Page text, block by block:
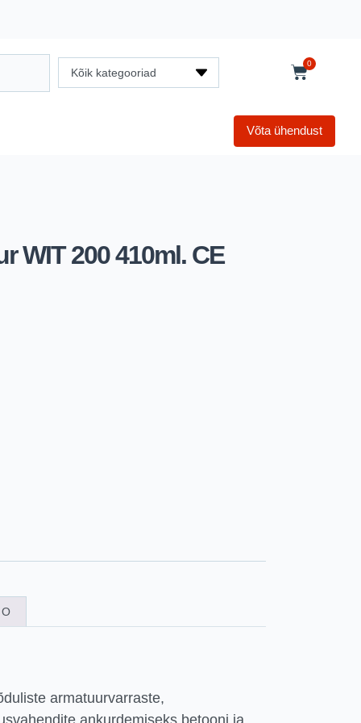
Kõik kategooriad
0
Võta ühendust
WIT 200 410ml. CE
armatuurvarraste,